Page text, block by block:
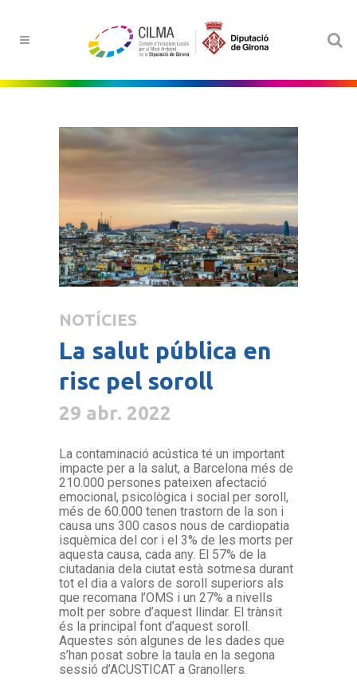
NOTÍCIES
La salut pública en
risc pel soroll
29 abr. 2022
La contaminació acústica té un important
impacte per a la salut, a Barcelona més de
210.000 persones pateixen afectació
emocional, psicològica i social per soroll,
més de 60.000 tenen trastorn de la son i
causa uns 300 casos nous de cardiopatia
isquèmica del cor i el 3% de les morts per
aquesta causa, cada any. El 57% de la
ciutadania dela ciutat està sotmesa durant
tot el dia a valors de soroll superiors als
que recomana l’OMS i un 27% a nivells
molt per sobre d’aquest llindar. El trànsit
és la principal font d’aquest soroll.
Aquestes són algunes de les dades que
s’han posat sobre la taula en la segona
sessió d’ACUSTICAT a Granollers.